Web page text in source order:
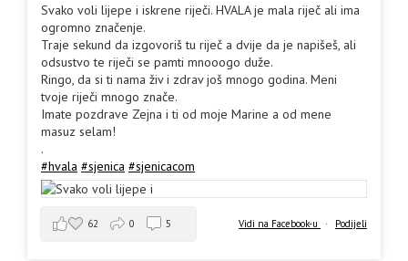
Svako voli lijepe i iskrene riječi. HVALA je mala riječ ali ima
ogromno značenje.
Traje sekund da izgovoriš tu riječ a dvije da je napišeš, ali
odsustvo te riječi se pamti mnooogo duže.
Ringo, da si ti nama živ i zdrav još mnogo godina. Meni
tvoje riječi mnogo znače.
Imate pozdrave Zejna i ti od moje Marine a od mene
masuz selam!
.
#hvala #sjenica #sjenicacom
Vidi na Facebook-u · Podijeli
62 0 5